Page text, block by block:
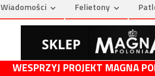
Wiadomości Felietony
WESPRZYJ PROJEKT MAGNA